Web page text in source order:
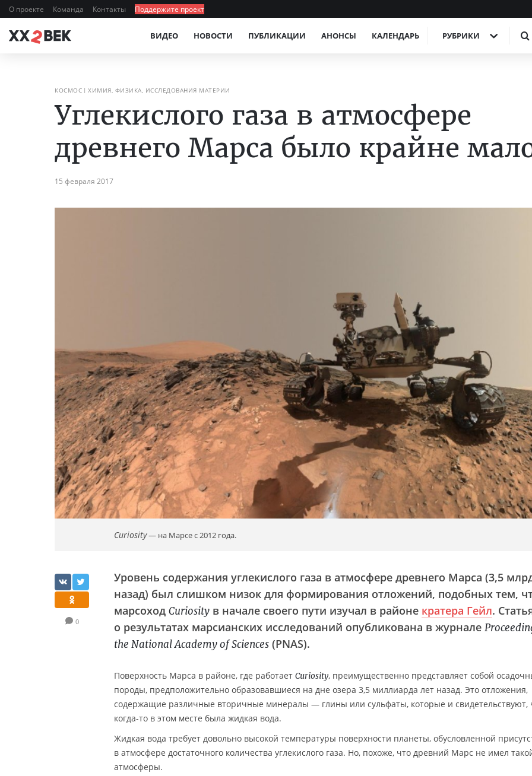
О проекте Команда Контакты Поддержите проект
ВИДЕО НОВОСТИ ПУБЛИКАЦИИ АНОНСЫ КАЛЕНДАРЬ РУБРИКИ
КОСМОС ХИМИЯ, ФИЗИКА, ИССЛЕДОВАНИЯ МАТЕРИИ
Углекислого газа в атмосфере
древнего Марса было крайне
15 февраля 2017
Curiosity— на Марсе с 2012 года.
0
Уровень содержания углекислого газа в атмосфере древнего Марса (3,5
назад) был слишком низок для формирования отложений, подобных тем,
марсоход Curiosity в начале своего пути изучал в районе кратера Гейл.
о результатах марсианских исследований опубликована в журнале
the National Academy of Sciences (PNAS).
Поверхность Марса в районе, где работает Curiosity, преимущественно представляет собой
породы, предположительно образовавшиеся на дне озера 3,5 миллиарда лет назад. Это отложения,
содержащие различные вторичные минералы — глины или сульфаты, которые и свидетельствуют,
когда-то в этом месте была жидкая вода.
Жидкая вода требует довольно высокой температуры поверхности планеты, обусловленной
в атмосфере достаточного количества углекислого газа. Но, похоже, что древний Марс не имел
атмосферы.